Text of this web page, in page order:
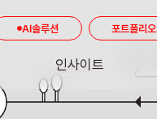
인사이트
INSIGHT
AI솔루션 포트폴리오